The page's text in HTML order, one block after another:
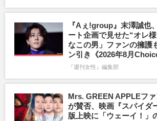
『Aぇ!group』末澤誠也
ート企画で見せた“オレ
なこの男」ファンの擁護
ン引き《2026年8月
『週刊女性』編集部
Mrs. GREEN APPLEフ
が賛否、映画『スパイダ
版上映に「ウェーイ！」